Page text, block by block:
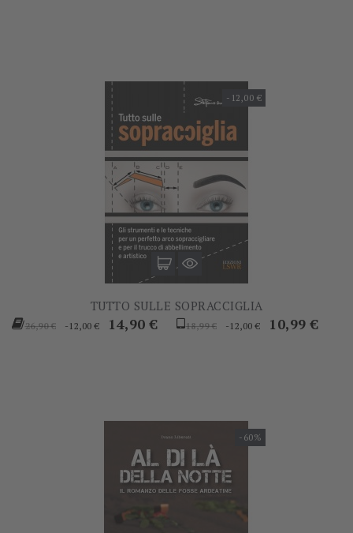
-12,00 €
TUTTO SULLE SOPRACCIGLIA
Prezzo
26,90 € -12,00 € Prezzo
14,90 €
Prezzo
18,99 € -12,00 € Prezzo
10,99 €
-60%